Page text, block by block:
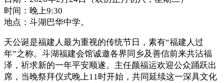
时间：晚上9:30
地点：斗湖巴华中学。
天公诞是福建人最为重视的传统节日，素有“福建人过
年”之称。斗湖福建会馆诚邀各界同乡及善信前来共沾福
泽，祈求新的一年平安顺遂。主任颜福运欢迎公众踊跃出
席，当晚祭拜仪式晚上11时开始，共同延续这一深具文化